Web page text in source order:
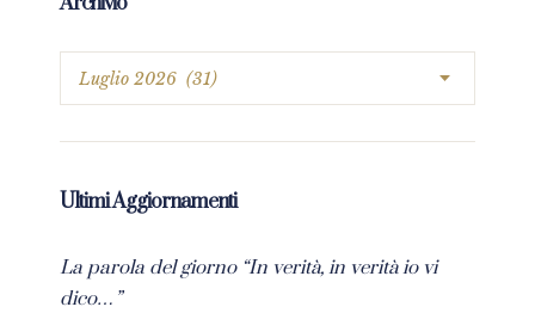
Ultimi Aggiornamenti
La parola del giorno “In verità, in verità io vi
dico…”